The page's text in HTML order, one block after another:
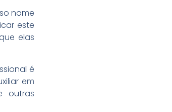
nome
este
elas
é
em
outras